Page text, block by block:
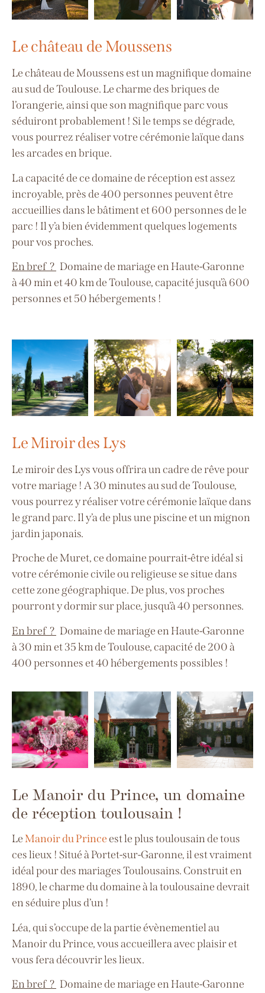
Le château de Moussens
Le château de Moussens est un magnifique domaine
au sud de Toulouse. Le charme des briques de
l’orangerie, ainsi que son magnifique parc vous
séduiront probablement ! Si le temps se dégrade,
vous pourrez réaliser votre cérémonie laïque dans
les arcades en brique.
La capacité de ce domaine de réception est assez
incroyable, près de 400 personnes peuvent être
accueillies dans le bâtiment et 600 personnes de le
parc ! Il y’a bien évidemment quelques logements
pour vos proches.
En bref ? Domaine de mariage en Haute-Garonne
à40 min et 40 km de Toulouse, capacité jusqu’à 600
personneset 50 hébergements !
Le Miroir des Lys
Le miroir des Lys vous offrira un cadre de rêve pour
votre mariage ! A 30 minutes au sud de Toulouse,
vous pourrez y réaliser votre cérémonie laïque dans
le grand parc. Il y’a de plus une piscine et un mignon
jardin japonais.
Proche de Muret, ce domaine pourrait-être idéal si
votre cérémonie civile ou religieuse se situe dans
cette zone géographique.De plus, vos proches
pourront y dormir sur place, jusqu’à 40 personnes.
En bref ? Domaine de mariage en Haute-Garonne
à30 min et 35 km de Toulouse, capacité de 200 à
400 personneset 40 hébergements possibles !
Le Manoir du Prince, un domaine
de réception toulousain !
LeManoir du Princeest le plus toulousain de tous
ces lieux ! Situé à Portet-sur-Garonne, il est vraiment
idéal pour des mariages Toulousains. Construit en
1890, le charme du domaine à la toulousaine devrait
en séduire plus d’un !
Léa, qui s’occupe de la partie évènementiel au
Manoir du Prince, vous accueillera avec plaisir et
vous fera découvrir les lieux.
En bref ? Domaine de mariage en Haute-Garonne